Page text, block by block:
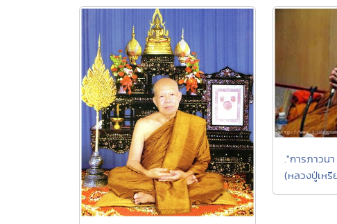
."การภาวน
(หลวงปู่เห